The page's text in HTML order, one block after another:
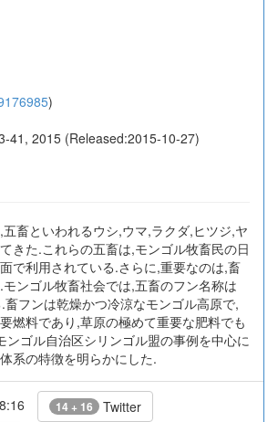
)
41, 2015 (Released:2015-10-27)
畜といわれるウシ,ウマ,ラクダ,ヒツジ,ヤ
きた.これらの五畜は,モンゴル牧畜民の日
で利用されている.さらに,重要なのは,畜
ンゴル牧畜社会では,五畜のフン名称は
フンは乾燥かつ冷涼なモンゴル高原で,
燃料であり,草原の極めて重要な肥料でも
ンゴル自治区シリンゴル盟の事例を中心に
系の特徴を明らかにした.
14 + 16 Twitter